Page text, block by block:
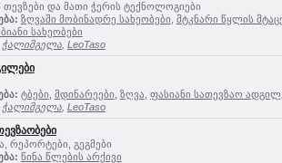
და მათი ჭერის ტექნოლოგიები
ზღვაში მობინადრე სახეობები მტკნარი წყლის
სახეობები
ჭალიმგელა, LeoTaso
ტბები მდინარეები ზღვა ფასიანი სათევზაო
ჭალიმგელა, LeoTaso
რეპორტები, გეგმები
წინა წლების არქივი